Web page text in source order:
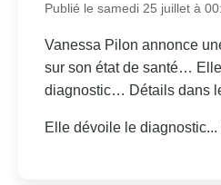
Publié le samedi 25 juillet à
Vanessa Pilon annonce
sur son état de santé…
diagnostic… Détails dans
Elle dévoile le